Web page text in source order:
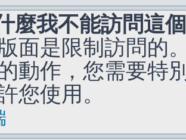
麼我不能訪問這
面是限制訪問的
動作，您需要特
您使用。